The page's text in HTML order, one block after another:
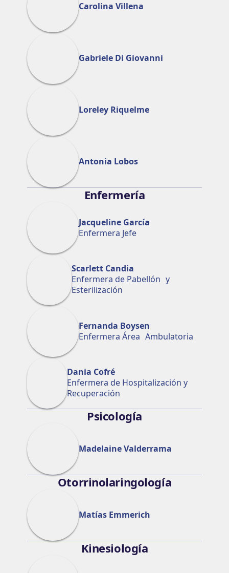
Carolina Villena
Gabriele Di Giovanni
Loreley Riquelme
Antonia Lobos
Enfermería
Jacqueline García
Enfermera Jefe
Scarlett Candia
Enfermera de Pabellón y
Esterilización
Fernanda Boysen
Enfermera Área Ambulatoria
Dania Cofré
Enfermera de Hospitalización y
Recuperación
Psicología
Madelaine Valderrama
Otorrinolaringología
Matías Emmerich
Kinesiología